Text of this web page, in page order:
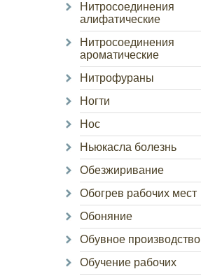
Нитросоединения
алифатические
Нитросоединения
ароматические
Нитрофураны
Ногти
Нос
Ньюкасла болезнь
Обезжиривание
Обогрев рабочих мест
Обоняние
Обувное производство
Обучение рабочих